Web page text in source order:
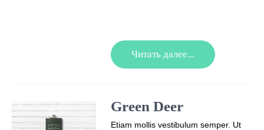
Читать далее...
Green Deer
Etiam mollis vestibulum semper. Ut